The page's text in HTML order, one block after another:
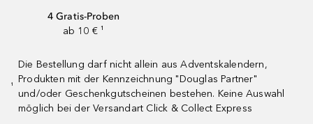
4 Gratis-Proben
ab 10 € ¹
¹
Die Bestellung darf nicht allein aus Adventskalendern,
Produkten mit der Kennzeichnung "Douglas Partner"
und/oder Geschenkgutscheinen bestehen. Keine Auswahl
möglich bei der Versandart Click & Collect Express